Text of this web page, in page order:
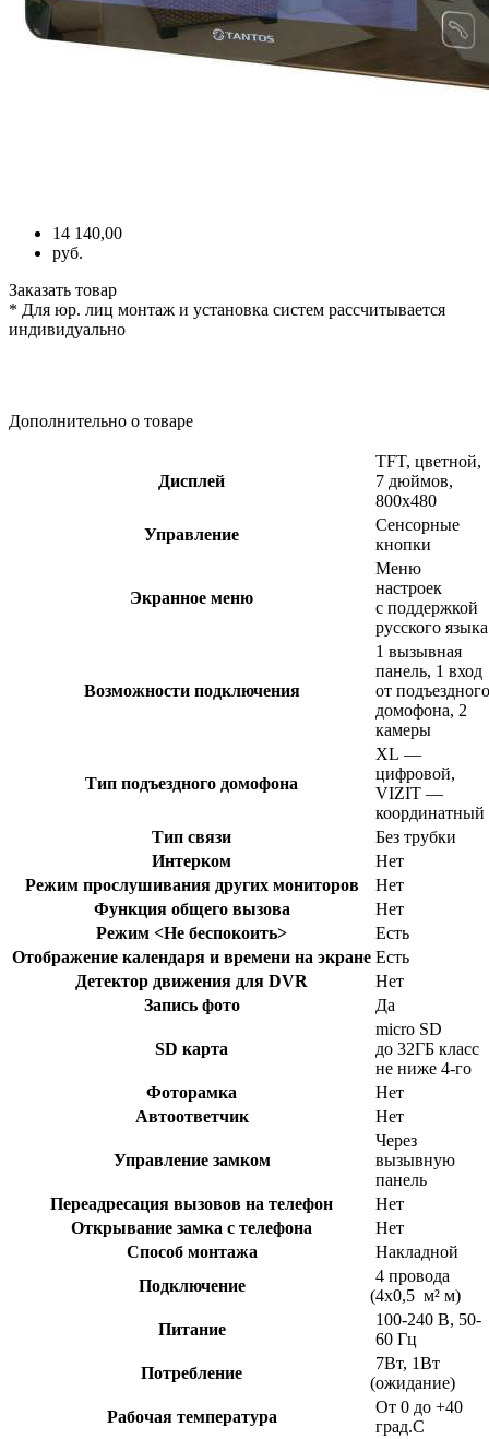
14 140,00
руб.
Заказать товар
* Для юр. лиц монтаж и установка систем рассчитывается
индивидуально
Дополнительно о товаре
Дисплей
TFT, цветной,
7 дюймов,
800x480
Управление
Сенсорные
кнопки
Экранное меню
Меню
настроек
с поддержкой
русского языка
Возможности подключения
1 вызывная
панель, 1 вход
от подъездного
домофона, 2
камеры
Тип подъездного домофона
XL —
цифровой,
VIZIT —
координатный
Тип связи
Без трубки
Интерком
Нет
Режим прослушивания других мониторов
Нет
Функция общего вызова
Нет
Режим <Не беспокоить>
Есть
Отображение календаря и времени на экране Есть
Детектор движения для DVR
Нет
Запись фото
Да
SD карта
micro SD
до 32ГБ класс
не ниже 4-го
Фоторамка
Нет
Автоответчик
Нет
Управление замком
Через
вызывную
панель
Переадресация вызовов на телефон
Нет
Открывание замка с телефона
Нет
Способ монтажа
Накладной
Подключение
4 провода
(4х0,5 м² м)
Питание
100-240 В, 50-
60 Гц
Потребление
7Вт, 1Вт
(ожидание)
Рабочая температура
От 0 до +40
град.С